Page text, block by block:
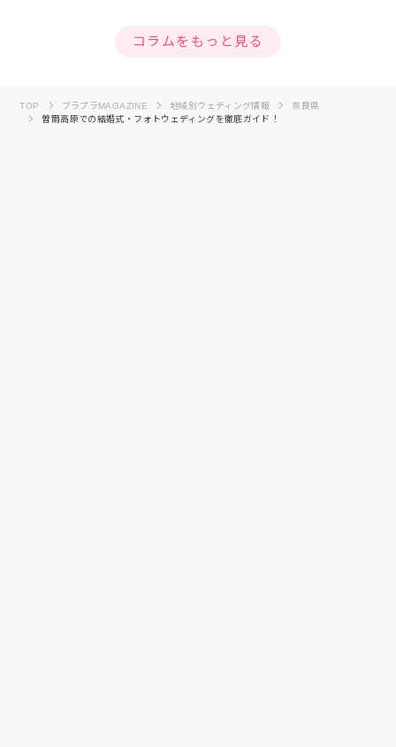
コラムをもっと見る
TOP ブラプラMAGAZINE 地域別ウェディング情報
奈良県
曽爾高原での結婚式・フォトウェディングを徹底ガイド！